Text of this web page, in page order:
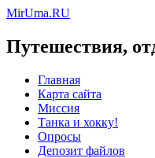
MirUma.RU
Путешествия,
Главная
Карта сайта
Миссия
Танка и хокку!
Опросы
Депозит файлов